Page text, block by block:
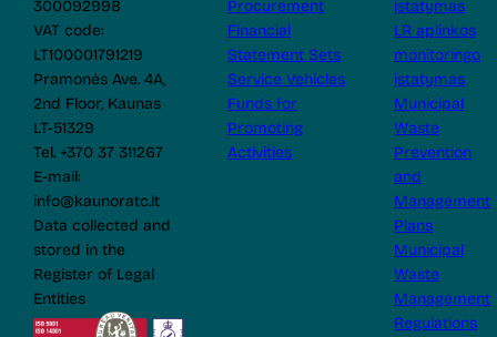
300092998
VAT code:
LT100001791219
Pramonės Ave. 4A,
2nd Floor, Kaunas
LT-51329
Tel. +370 37 311267
E-mail:
info@kaunoratc.lt
Data collected and
stored in the
Register of Legal
Entities
Procurement
Financial
Statement Sets
Service Vehicles
Funds for
Promoting
Activities
įstatymas
LR aplinkos
monitoringo
įstatymas
Municipal
Waste
Prevention
and
Management
Plans
Municipal
Waste
Management
Regulations